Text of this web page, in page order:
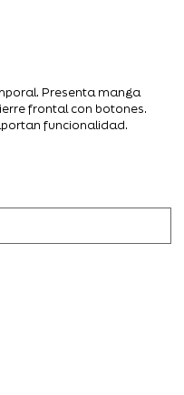
Presenta manga
frontal con botones.
funcionalidad.